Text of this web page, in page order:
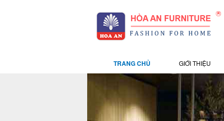
TRANG CHỦ GIỚI THIỆU